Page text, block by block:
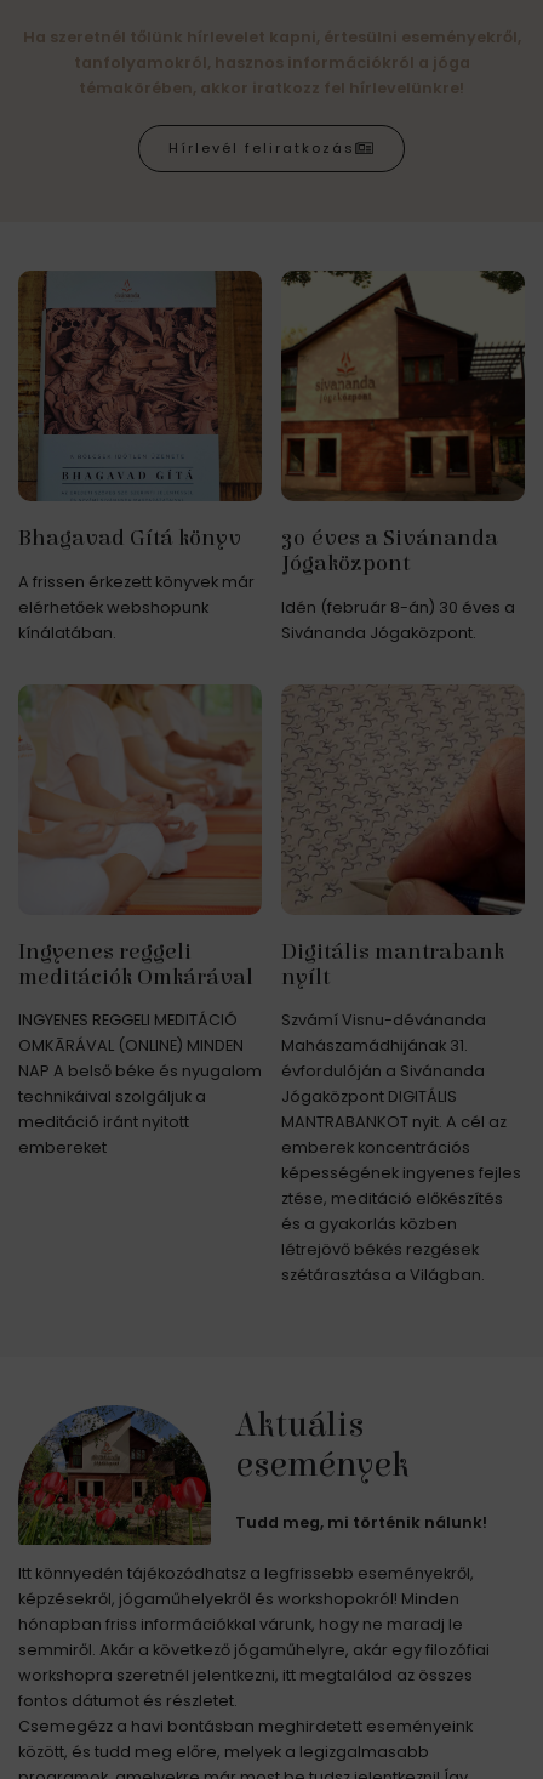
Ha szeretnél tőlünk hírlevelet kapni, értesülni eseményekről,
tanfolyamokról, hasznos információkról a jóga
témakörében, akkor iratkozz fel hírlevelünkre!
Hírlevél feliratkozás
Bhagavad Gítá könyv
A frissen érkezett könyvek már
elérhetőek webshopunk
kínálatában.
30 éves a Sivánanda
Jógaközpont
Idén (február 8-án) 30 éves a
Sivánanda Jógaközpont.
Ingyenes reggeli
meditációk Omkárával
INGYENES REGGELI MEDITÁCIÓ
OMKĀRÁVAL (ONLINE) MINDEN
NAP A belső béke és nyugalom
technikáival szolgáljuk a
meditáció iránt nyitott
embereket
Digitális mantrabank
nyílt
Szvámí Visnu-dévánanda
Mahászamádhijának 31.
évfordulóján a Sivánanda
Jógaközpont DIGITÁLIS
MANTRABANKOT nyit. A cél az
emberek koncentrációs
képességének ingyenes fejles
ztése, meditáció előkészítés
és a gyakorlás közben
létrejövő békés rezgések
szétárasztása a Világban.
Aktuális
események
Tudd meg, mi történik nálunk!
Itt könnyedén tájékozódhatsz a legfrissebb eseményekről,
képzésekről, jógaműhelyekről és workshopokról! Minden
hónapban friss információkkal várunk, hogy ne maradj le
semmiről. Akár a következő jógaműhelyre, akár egy filozófiai
workshopra szeretnél jelentkezni, itt megtalálod az összes
fontos dátumot és részletet.
Csemegézz a havi bontásban meghirdetett eseményeink
között, és tudd meg előre, melyek a legizgalmasabb